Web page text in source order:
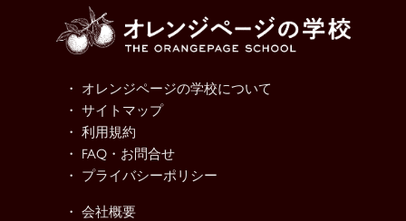
・ オレンジページの学校について
・ サイトマップ
・ 利用規約
・ FAQ・お問合せ
・ プライバシーポリシー
・ 会社概要